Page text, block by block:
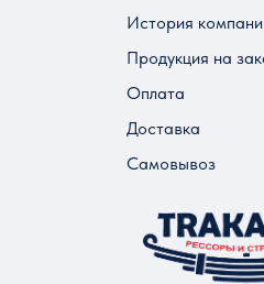
История
Продукция на
Оплата
Доставка
Самовывоз